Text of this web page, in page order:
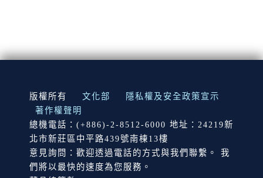
:::
版權所有 文化部
隱私權及安全政策宣示
著作權聲明
總機電話：(+886)-2-8512-6000 地址：24219新
北市新莊區中平路439號南棟13樓
意見詢問：歡迎透過電話的方式與我們聯繫。 我
們將以最快的速度為您服務。